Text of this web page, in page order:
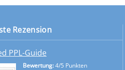
Rezension
PPL-Guide
Bewertung:4/5 Punkten